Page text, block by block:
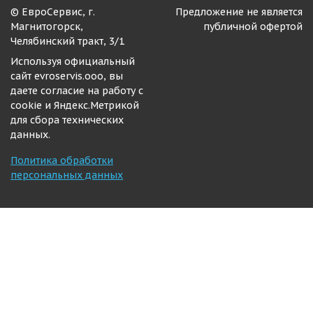
© ЕвроСервис, г.
Магнитогорск,
Челябинский тракт, 3/1
Используя официальный
сайт evroservis.ooo, вы
даете согласие на работу с
cookie и Яндекс.Метрикой
для сбора технических
данных.
Политика обработки
персональных данных
Предложение не является
публичной офертой